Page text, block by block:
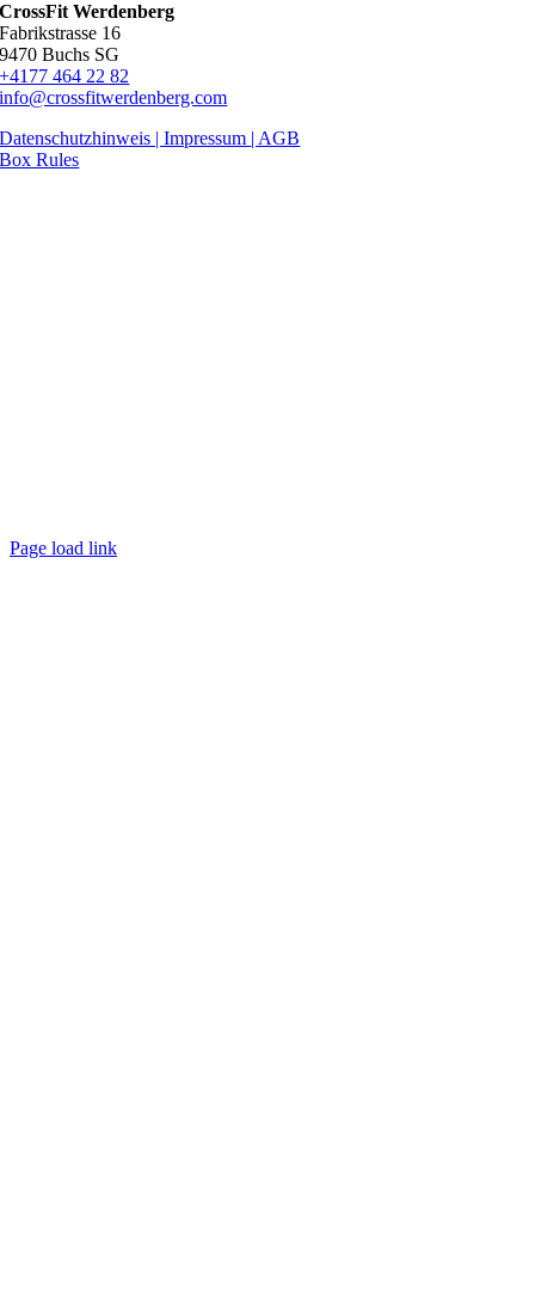
CrossFit Werdenberg
Fabrikstrasse 16
9470 Buchs SG
+4177 464 22 82
info@crossfitwerdenberg.com
Datenschutzhinweis | Impressum | AGB
Box Rules
Page load link